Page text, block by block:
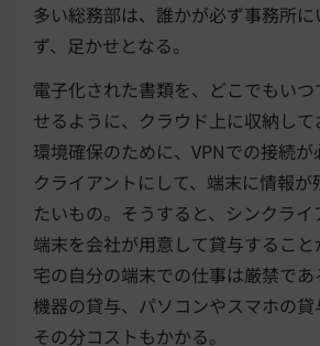
多い総務部は、誰かが必ず事務所
ず、足かせとなる。
電子化された書類を、どこでもい
せるように、クラウド上に収納し
環境確保のために、VPNでの接続
クライアントにして、端末に情報が
たいもの。そうすると、シンクラ
端末を会社が用意して貸与するこ
宅の自分の端末での仕事は厳禁で
機器の貸与、パソコンやスマホの貸
その分コストもかかる。